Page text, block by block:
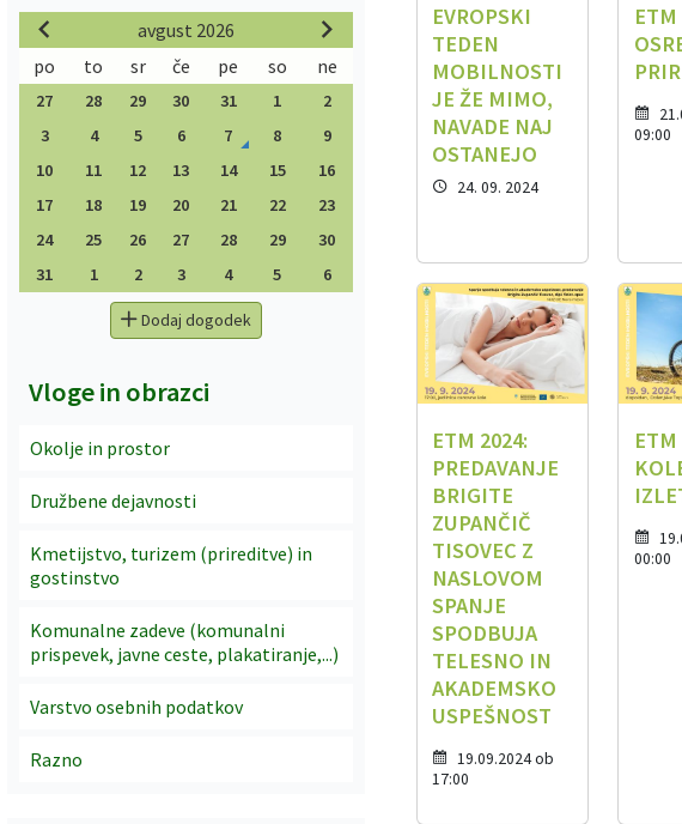
EVROPSKI
TEDEN
MOBILNOSTI
JE ŽE MIMO,
NAVADE NAJ
OSTANEJO
24. 09. 2024
ETM
09:00
ETM 2024:
PREDAVANJE
BRIGITE
ZUPANČIČ
TISOVEC Z
NASLOVOM
SPANJE
SPODBUJA
TELESNO IN
AKADEMSKO
USPEŠNOST
19.09.2024 ob
17:00
ETM
00:00
avgust 2026
po
to sr če pe so ne
27 28 29 30 31 1
2
3
4 5 6 7 8
9
10
11 12 13 14 15
16
17
18 19 20 21 22
23
24
25 26 27 28 29
30
31
1 2 3 4 5 6
Dodaj dogodek
Vloge in obrazci
Okolje in prostor
Družbene dejavnosti
Kmetijstvo, turizem (prireditve) in
gostinstvo
Komunalne zadeve (komunalni
prispevek, javne ceste, plakatiranje,...)
Varstvo osebnih podatkov
Razno